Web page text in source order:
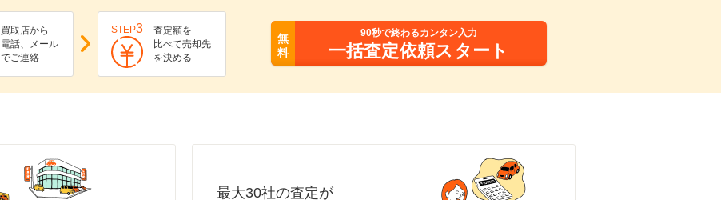
買取店から
電話、メール
でご連絡
STEP3
査定額を
比べて売却先
を決める
無
料
90秒で終わるカンタン入力
一括査定依頼スタート
最大30社の査定が